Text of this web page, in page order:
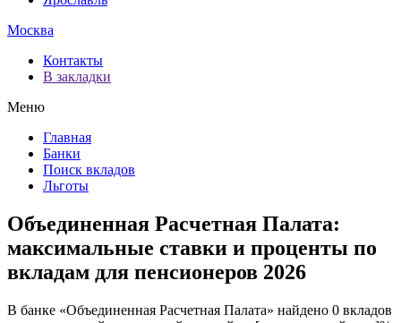
Москва
Контакты
В закладки
Меню
Главная
Банки
Поиск вкладов
Льготы
Объединенная Расчетная Палата:
максимальные ставки и проценты по
вкладам для пенсионеров 2026
В банке «Объединенная Расчетная Палата» найдено 0 вкладов